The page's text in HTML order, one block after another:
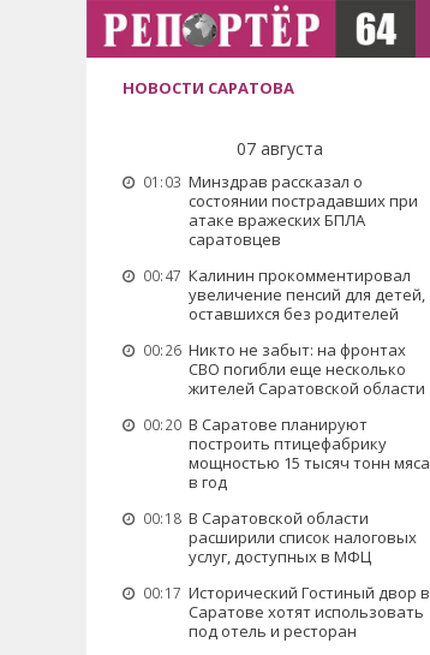
НОВОСТИ САРАТОВА
07 августа
01:03 Минздрав рассказал о
состоянии пострадавших при
атаке вражеских БПЛА
саратовцев
00:47 Калинин прокомментировал
увеличение пенсий для детей,
оставшихся без родителей
00:26 Никто не забыт: на фронтах
СВО погибли еще несколько
жителей Саратовской области
00:20 В Саратове планируют
построить птицефабрику
мощностью 15 тысяч тонн мяса
в год
00:18 В Саратовской области
расширили список налоговых
услуг, доступных в МФЦ
00:17 Исторический Гостиный двор в
Саратове хотят использовать
под отель и ресторан